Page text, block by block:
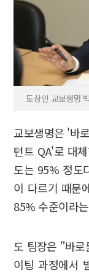
도상인 교보생명
교보생명은 '바
턴트 QA'로 대
도는 95% 정도
이 다르기 때문
85% 수준이라
도 팀장은 "바로
이팅 과정에서